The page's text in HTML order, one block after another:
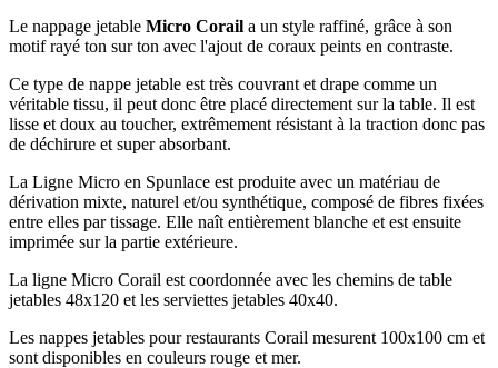
Le nappage jetable Micro Corail a un style raffiné, grâce à son
motif rayé ton sur ton avec l'ajout de coraux peints en contraste.
Ce type de nappe jetable est très couvrant et drape comme un
véritable tissu, il peut donc être placé directement sur la table. Il est
lisse et doux au toucher, extrêmement résistant à la traction donc pas
de déchirure et super absorbant.
La Ligne Micro en Spunlace est produite avec un matériau de
dérivation mixte, naturel et/ou synthétique, composé de fibres fixées
entre elles par tissage. Elle naît entièrement blanche et est ensuite
imprimée sur la partie extérieure.
La ligne Micro Corail est coordonnée avec les chemins de table
jetables 48x120 et les serviettes jetables 40x40.
Les nappes jetables pour restaurants Corail mesurent 100x100 cm et
sont disponibles en couleurs rouge et mer.